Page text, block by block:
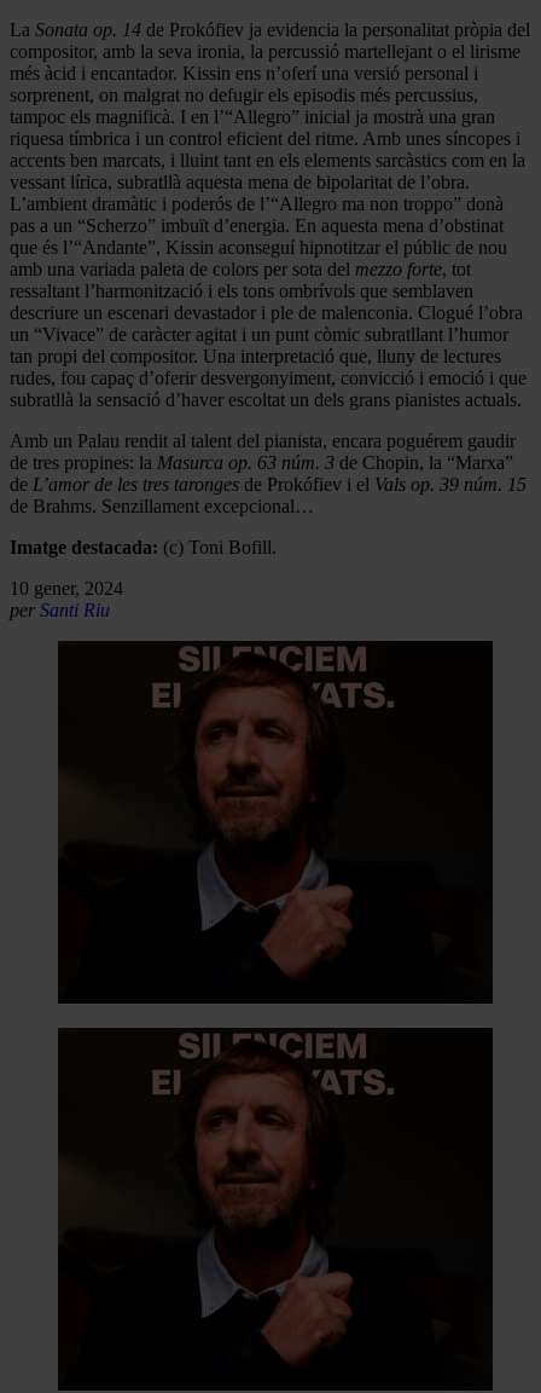
La Sonata op. 14 de Prokófiev ja evidencia la personalitat pròpia del
compositor, amb la seva ironia, la percussió martellejant o el lirisme
més àcid i encantador. Kissin ens n’oferí una versió personal i
sorprenent, on malgrat no defugir els episodis més percussius,
tampoc els magnificà. I en l’“Allegro” inicial ja mostrà una gran
riquesa tímbrica i un control eficient del ritme. Amb unes síncopes i
accents ben marcats, i lluint tant en els elements sarcàstics com en la
vessant lírica, subratllà aquesta mena de bipolaritat de l’obra.
L’ambient dramàtic i poderós de l’“Allegro ma non troppo” donà
pas a un “Scherzo” imbuït d’energia. En aquesta mena d’obstinat
que és l’“Andante”, Kissin aconseguí hipnotitzar el públic de nou
amb una variada paleta de colors per sota del mezzo forte, tot
ressaltant l’harmonització i els tons ombrívols que semblaven
descriure un escenari devastador i ple de malenconia. Clogué l’obra
un “Vivace” de caràcter agitat i un punt còmic subratllant l’humor
tan propi del compositor. Una interpretació que, lluny de lectures
rudes, fou capaç d’oferir desvergonyiment, convicció i emoció i que
subratllà la sensació d’haver escoltat un dels grans pianistes actuals.
Amb un Palau rendit al talent del pianista, encara poguérem gaudir
de tres propines: la Masurca op. 63 núm. 3 de Chopin, la “Marxa”
de L’amor de les tres taronges de Prokófiev i el Vals op. 39 núm. 15
de Brahms. Senzillament excepcional…
Imatge destacada: (c) Toni Bofill.
10 gener, 2024
per Santi Riu